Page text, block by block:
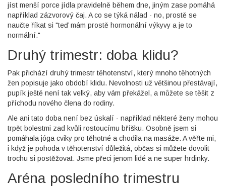
jíst menší porce jídla pravidelně během dne, jiným zase pomáhá
například zázvorový čaj. A co se týká nálad - no, prostě se
naučte říkat si "teď mám prostě hormonální výkyvy a je to
normální."
Druhý trimestr: doba klidu?
Pak přichází druhý trimestr těhotenství, který mnoho těhotných
žen popisuje jako období klidu. Nevolnosti už většinou přestávají,
pupík ještě není tak velký, aby vám překážel, a můžete se těšit z
příchodu nového člena do rodiny.
Ale ani tato doba není bez úskalí - například některé ženy mohou
trpět bolestmi zad kvůli rostoucímu bříšku. Osobně jsem si
pomáhala jóga cviky pro těhotné a chodila na masáže. A věřte mi,
i když je pohoda v těhotenství důležitá, občas si můžete dovolit
trochu si postěžovat. Jsme přeci jenom lidé a ne super hrdinky.
Aréna posledního trimestru